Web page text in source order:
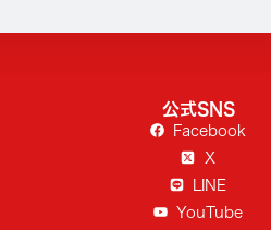
公式SNS
Facebook
X
LINE
YouTube